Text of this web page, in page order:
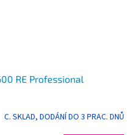
RE Professional
C. SKLAD, DODÁNÍ DO 3 PRAC. DNŮ